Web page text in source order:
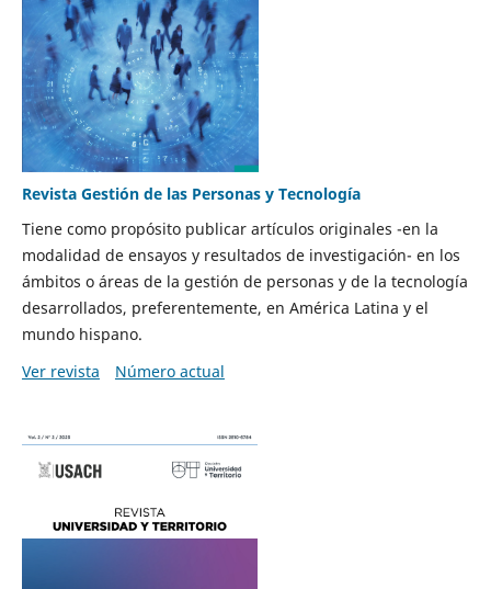
Revista Gestión de las Personas y Tecnología
Tiene como propósito publicar artículos originales -en la
modalidad de ensayos y resultados de investigación- en los
ámbitos o áreas de la gestión de personas y de la tecnología
desarrollados, preferentemente, en América Latina y el
mundo hispano.
Ver revista
Número actual